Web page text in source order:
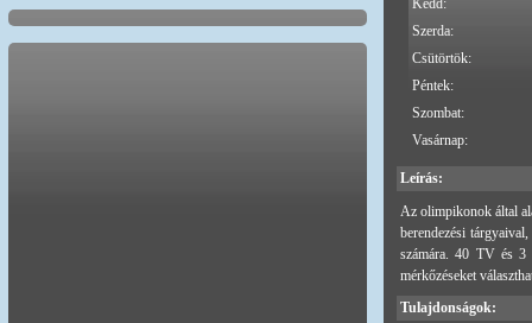
Kedd:
Szerda:
Csütörtök:
Péntek:
Szombat:
Vasárnap:
Leírás:
Az olimpikonok által
berendezési
számára. 40 TV és 3
mérkőzéseket
Tulajdonságok: